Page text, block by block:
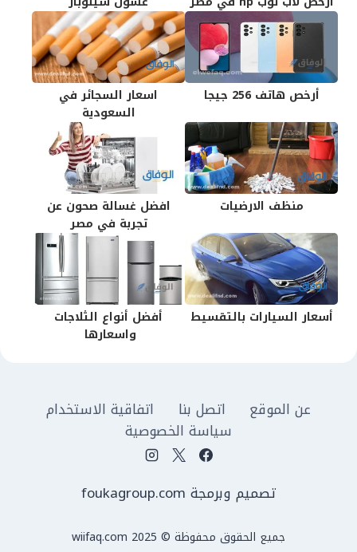
أرخص هاتف 256 جيجا
اسعار السجائر في
السعودية
منظف الارضيات
افضل غسالة صحون عن
تجربة في مصر
أسعار السيارات بالتقسيط
أفضل أنواع الثلاجات
واسعارها
عن الموقع اتصل بنا
اتفاقية الاستخدام
سياسة الخصوصية
تصميم وبرمجة foukagroup.com
جميع الحقوق محفوظة © wiifaq.com 2025